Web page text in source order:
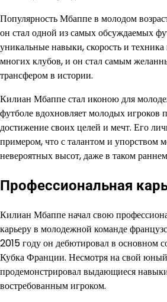
Популярность Мбаппе в молодом
он стал одной из самых обсуждаемых
уникальные навыки, скорость и
многих клубов, и он стал самым
трансфером в истории.
Килиан Мбаппе стал иконою для
футболе вдохновляет молодых игроков
достижение своих целей и мечт. Его
примером, что с талантом и упорством
невероятных высот, даже в таком раннем
Профессиональная
Килиан Мбаппе начал свою
карьеру в молодежной команде
2015 году он дебютировал в основном
Кубка Франции. Несмотря на свой юный
продемонстрировал выдающиеся
востребованным игроком.